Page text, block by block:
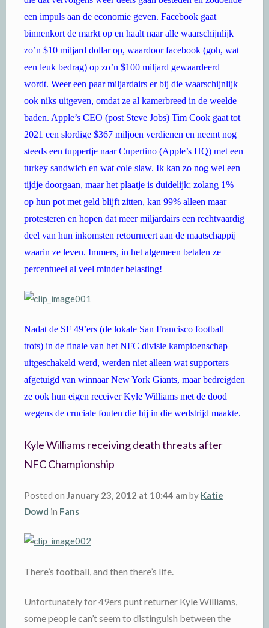
een impuls aan de economie geven. Facebook gaat
binnenkort de markt op en haalt naar alle waarschijnlijk
zo’n $10 miljard dollar op, waardoor facebook (goh, wat
een leuk bedrag) op zo’n $100 miljard gewaardeerd
wordt. Weer een paar miljardairs er bij die waarschijnlijk
ook niks uitgeven, omdat ze al kamerbreed in de weelde
baden. Apple’s CEO (post Steve Jobs) Tim Cook gaat tot
2021 een slordige $367 miljoen verdienen en neemt nog
steeds een tuppertje naar Cupertino (Apple’s HQ) met een
turkey sandwich en wat cole slaw. Ik kan zo nog wel een
tijdje doorgaan, maar het plaatje is duidelijk; zolang 1%
op hun pot met geld blijft zitten, kan 99% alleen maar
protesteren en hopen dat meer miljardairs een rechtvaardig
deel van hun inkomsten retourneert aan de maatschappij
waarin ze leven. Immers, in het algemeen betalen ze
percentueel al veel minder belasting!
Nadat de SF 49’ers (de lokale San Francisco football
trots) in de finale van het NFC divisie kampioenschap
uitgeschakeld werd, werden niet alleen wat supporters
afgetuigd van winnaar New York Giants, maar bedreigden
ze ook hun eigen receiver Kyle Williams met de dood
wegens de cruciale fouten die hij in die wedstrijd maakte.
Kyle Williams receiving death threats after
NFC Championship
Posted on January 23, 2012 at 10:44 am by Katie
Dowd in Fans
There’s football, and then there’s life.
Unfortunately for 49ers punt returner Kyle Williams,
some people can’t seem to distinguish between the